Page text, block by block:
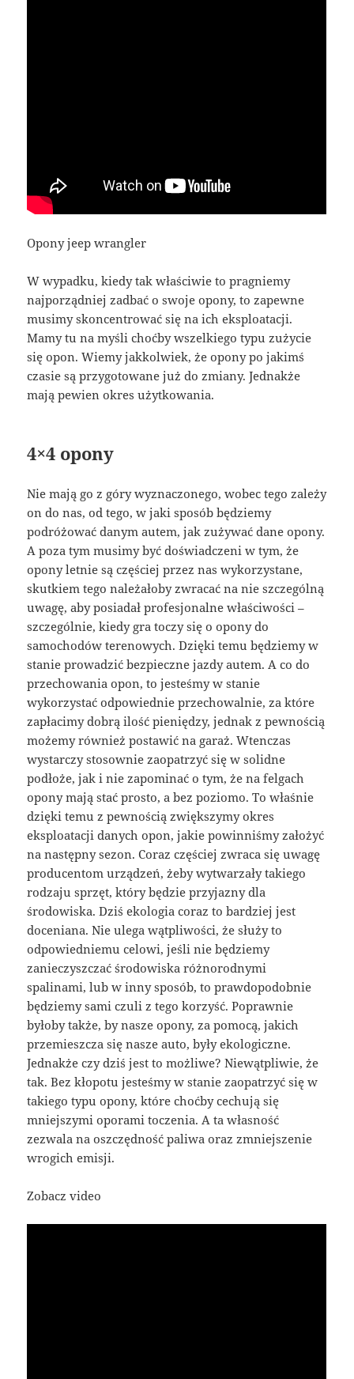
Opony jeep wrangler
W wypadku, kiedy tak właściwie to pragniemy
najporządniej zadbać o swoje opony, to zapewne
musimy skoncentrować się na ich eksploatacji.
Mamy tu na myśli choćby wszelkiego typu zużycie
się opon. Wiemy jakkolwiek, że opony po jakimś
czasie są przygotowane już do zmiany. Jednakże
mają pewien okres użytkowania.
4×4 opony
Nie mają go z góry wyznaczonego, wobec tego zależy
on do nas, od tego, w jaki sposób będziemy
podróżować danym autem, jak zużywać dane opony.
A poza tym musimy być doświadczeni w tym, że
opony letnie są częściej przez nas wykorzystane,
skutkiem tego należałoby zwracać na nie szczególną
uwagę, aby posiadał profesjonalne właściwości –
szczególnie, kiedy gra toczy się o opony do
samochodów terenowych. Dzięki temu będziemy w
stanie prowadzić bezpieczne jazdy autem. A co do
przechowania opon, to jesteśmy w stanie
wykorzystać odpowiednie przechowalnie, za które
zapłacimy dobrą ilość pieniędzy, jednak z pewnością
możemy również postawić na garaż. Wtenczas
wystarczy stosownie zaopatrzyć się w solidne
podłoże, jak i nie zapominać o tym, że na felgach
opony mają stać prosto, a bez poziomo. To właśnie
dzięki temu z pewnością zwiększymy okres
eksploatacji danych opon, jakie powinniśmy założyć
na następny sezon. Coraz częściej zwraca się uwagę
producentom urządzeń, żeby wytwarzały takiego
rodzaju sprzęt, który będzie przyjazny dla
środowiska. Dziś ekologia coraz to bardziej jest
doceniana. Nie ulega wątpliwości, że służy to
odpowiedniemu celowi, jeśli nie będziemy
zanieczyszczać środowiska różnorodnymi
spalinami, lub w inny sposób, to prawdopodobnie
będziemy sami czuli z tego korzyść. Poprawnie
byłoby także, by nasze opony, za pomocą, jakich
przemieszcza się nasze auto, były ekologiczne.
Jednakże czy dziś jest to możliwe? Niewątpliwie, że
tak. Bez kłopotu jesteśmy w stanie zaopatrzyć się w
takiego typu opony, które choćby cechują się
mniejszymi oporami toczenia. A ta własność
zezwala na oszczędność paliwa oraz zmniejszenie
wrogich emisji.
Zobacz video